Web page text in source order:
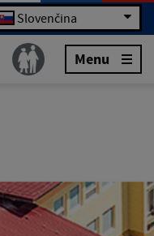
Slovenčina
Menu